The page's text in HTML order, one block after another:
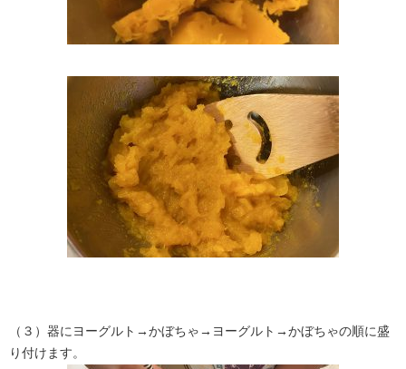
（３）器にヨーグルト→かぼちゃ→ヨーグルト→かぼちゃの順に盛
り付けます。